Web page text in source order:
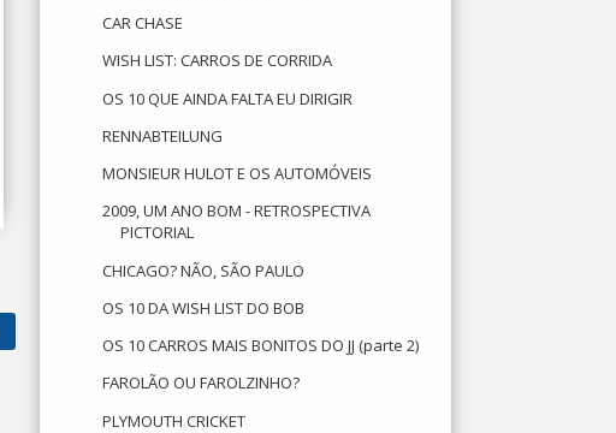
CAR CHASE
WISH LIST: CARROS DE CORRIDA
OS 10 QUE AINDA FALTA EU DIRIGIR
RENNABTEILUNG
MONSIEUR HULOT E OS AUTOMÓVEIS
2009, UM ANO BOM - RETROSPECTIVA
PICTORIAL
CHICAGO? NÃO, SÃO PAULO
OS 10 DA WISH LIST DO BOB
OS 10 CARROS MAIS BONITOS DO JJ (parte 2)
FAROLÃO OU FAROLZINHO?
PLYMOUTH CRICKET